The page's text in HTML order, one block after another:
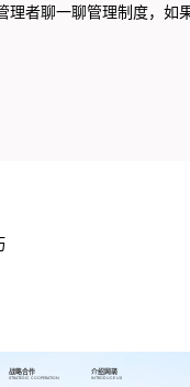
者聊一聊管理制度，如
战略合作
STRATEGIC COOPERATION
介绍网萌
INTRODUCE US